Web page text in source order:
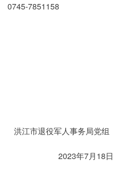
0745-7851158
洪江市退役军人事务局党组
2023年7月18日